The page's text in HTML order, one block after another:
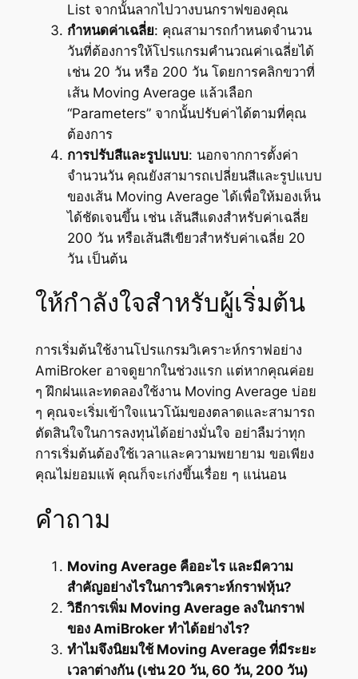
List จากนั้นลากไปวางบนกราฟของคุณ
กำหนดค่าเฉลี่ย: คุณสามารถกำหนดจำนวน
วันที่ต้องการให้โปรแกรมคำนวณค่าเฉลี่ยได้
เช่น 20 วัน หรือ 200 วัน โดยการคลิกขวาที่
เส้น Moving Average แล้วเลือก
“Parameters” จากนั้นปรับค่าได้ตามที่คุณ
ต้องการ
การปรับสีและรูปแบบ: นอกจากการตั้งค่า
จำนวนวัน คุณยังสามารถเปลี่ยนสีและรูปแบบ
ของเส้น Moving Average ได้เพื่อให้มองเห็น
ได้ชัดเจนขึ้น เช่น เส้นสีแดงสำหรับค่าเฉลี่ย
200 วัน หรือเส้นสีเขียวสำหรับค่าเฉลี่ย 20
วัน เป็นต้น
ให้กำลังใจสำหรับผู้เริ่มต้น
การเริ่มต้นใช้งานโปรแกรมวิเคราะห์กราฟอย่าง
AmiBroker อาจดูยากในช่วงแรก แต่หากคุณค่อย
ๆ ฝึกฝนและทดลองใช้งาน Moving Average บ่อย
ๆ คุณจะเริ่มเข้าใจแนวโน้มของตลาดและสามารถ
ตัดสินใจในการลงทุนได้อย่างมั่นใจ อย่าลืมว่าทุก
การเริ่มต้นต้องใช้เวลาและความพยายาม ขอเพียง
คุณไม่ยอมแพ้ คุณก็จะเก่งขึ้นเรื่อย ๆ แน่นอน
คำถาม
Moving Average คืออะไร และมีความ
สำคัญอย่างไรในการวิเคราะห์กราฟหุ้น?
วิธีการเพิ่ม Moving Average ลงในกราฟ
ของ AmiBroker ทำได้อย่างไร?
ทำไมจึงนิยมใช้ Moving Average ที่มีระยะ
เวลาต่างกัน (เช่น 20 วัน, 60 วัน, 200 วัน)